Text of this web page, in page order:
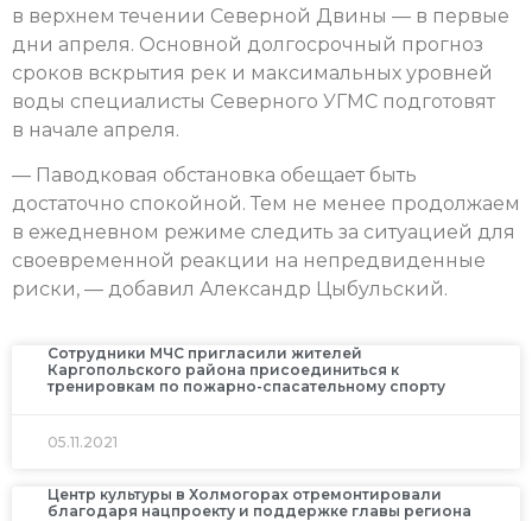
в верхнем течении Северной Двины — в первые
дни апреля. Основной долгосрочный прогноз
сроков вскрытия рек и максимальных уровней
воды специалисты Северного УГМС подготовят
в начале апреля.
— Паводковая обстановка обещает быть
достаточно спокойной. Тем не менее продолжаем
в ежедневном режиме следить за ситуацией для
своевременной реакции на непредвиденные
риски, — добавил Александр Цыбульский.
Сотрудники МЧС пригласили жителей
Каргопольского района присоединиться к
тренировкам по пожарно-спасательному спорту
05.11.2021
Центр культуры в Холмогорах отремонтировали
благодаря нацпроекту и поддержке главы региона